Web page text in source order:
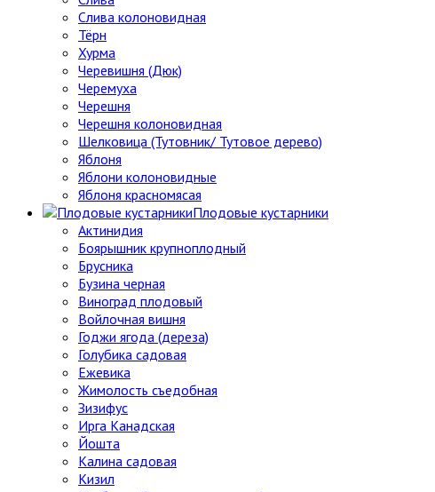
Слива колоновидная
Тёрн
Хурма
Черевишня (Дюк)
Черемуха
Черешня
Черешня колоновидная
Шелковица (Тутовник/ Тутовое дерево)
Яблоня
Яблони колоновидные
Яблоня красномясая
Плодовые кустарники
Актинидия
Боярышник крупноплодный
Брусника
Бузина черная
Виноград плодовый
Войлочная вишня
Годжи ягода (дереза)
Голубика садовая
Ежевика
Жимолость съедобная
Зизифус
Ирга Канадская
Йошта
Калина садовая
Кизил